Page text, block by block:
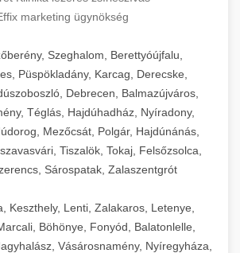
marketing ügynökség
Szeghalom, Berettyóújfalu,
Püspökladány, Karcag, Derecske,
Debrecen, Balmazújváros,
Téglás, Hajdúhadház, Nyíradony,
Mezőcsát, Polgár, Hajdúnánás,
Tiszalök, Tokaj, Felsőzsolca,
Sárospatak, Zalaszentgrót
Keszthely, Lenti, Zalakaros, Letenye,
Böhönye, Fonyód, Balatonlelle,
Vásárosnamény, Nyíregyháza,